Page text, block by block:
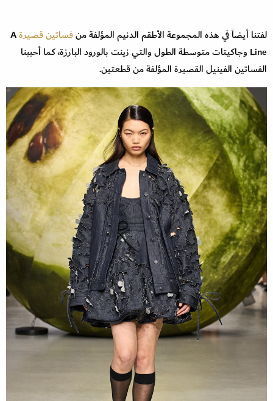
لفتنا أيضاً في هذه المجموعة الأطقم الدنيم المؤلفة منفساتين قصيرةA
Line وجاكيتات متوسطة الطول والتي زينت بالورود البارزة، كما أحببنا
الفساتين الفينيل القصيرة المؤلفة من قطعتين.